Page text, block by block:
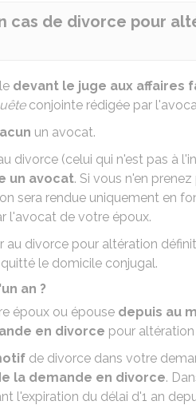
cas de divorce pour
devant le juge aux affaires
conjointe rédigée par
un avocat.
divorce (celui qui n'est pas à
un avocat. Si vous n'en
sera rendue uniquement en
l'avocat de votre époux.
au divorce pour altération
le domicile conjugal.
an ?
époux ou épouse depuis au
en divorce pour
de divorce dans votre
la demande en divorce.
l'expiration du délai d'1 an